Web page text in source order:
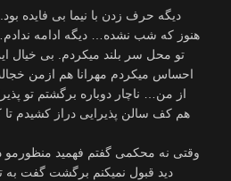
دیگه حرف زدن با نیما بی فایده
هنوز که شب نشده… دیگه ادامه
تو محل سر بلند میکردم. بی خیال
احساس میکردم مهرانا هم ازمن
از من… ناچار دوباره برگشتم تو
هم کف سالن پذیرایی دراز کشیدم
وقتی نه محکمی گفتم فهمید منظورمو
دید قبول نمیکنم برگشت گفت